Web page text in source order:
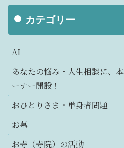
カテゴリー
AI
あなたの悩み・人生相談に、
ーナー開設！
おひとりさま・単身者問題
お墓
お寺（寺院）の活動